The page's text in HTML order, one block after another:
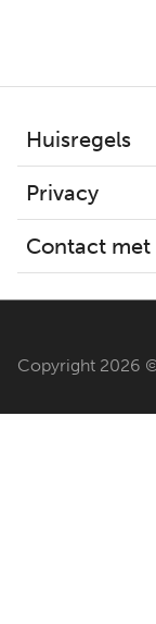
Voet
Huisregels
Privacy
Contact
Copyright 2026